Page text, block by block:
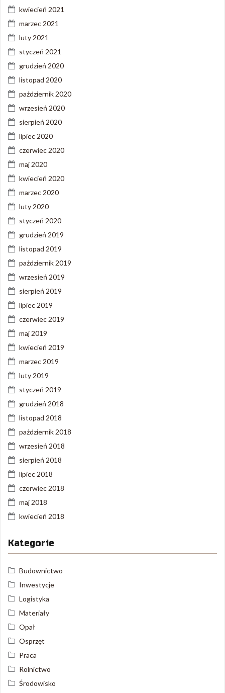
kwiecień 2021
marzec 2021
luty 2021
styczeń 2021
grudzień 2020
listopad 2020
październik 2020
wrzesień 2020
sierpień 2020
lipiec 2020
czerwiec 2020
maj 2020
kwiecień 2020
marzec 2020
luty 2020
styczeń 2020
grudzień 2019
listopad 2019
październik 2019
wrzesień 2019
sierpień 2019
lipiec 2019
czerwiec 2019
maj 2019
kwiecień 2019
marzec 2019
luty 2019
styczeń 2019
grudzień 2018
listopad 2018
październik 2018
wrzesień 2018
sierpień 2018
lipiec 2018
czerwiec 2018
maj 2018
kwiecień 2018
Kategorie
Budownictwo
Inwestycje
Logistyka
Materiały
Opał
Osprzęt
Praca
Rolnictwo
Środowisko